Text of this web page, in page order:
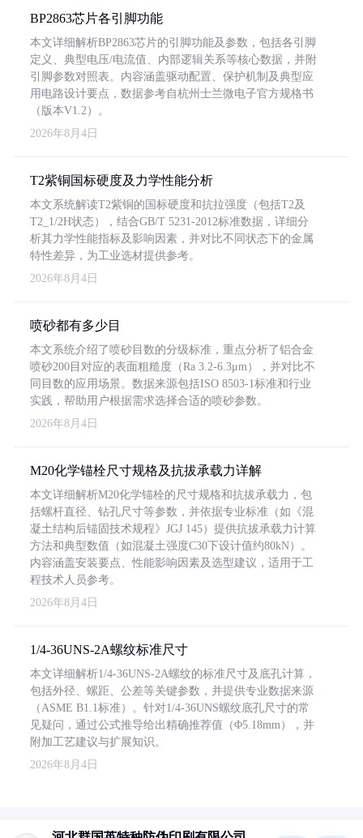
BP2863芯片各引脚功能
本文详细解析BP2863芯片的引脚功能及参数，包括各引脚
定义、典型电压/电流值、内部逻辑关系等核心数据，并附
引脚参数对照表。内容涵盖驱动配置、保护机制及典型应
用电路设计要点，数据参考自杭州士兰微电子官方规格书
（版本V1.2）。
2026年8月4日
T2紫铜国标硬度及力学性能分析
本文系统解读T2紫铜的国标硬度和抗拉强度（包括T2及
T2_1/2H状态），结合GB/T 5231-2012标准数据，详细分
析其力学性能指标及影响因素，并对比不同状态下的金属
特性差异，为工业选材提供参考。
2026年8月4日
喷砂都有多少目
本文系统介绍了喷砂目数的分级标准，重点分析了铝合金
喷砂200目对应的表面粗糙度（Ra 3.2-6.3μm），并对比不
同目数的应用场景。数据来源包括ISO 8503-1标准和行业
实践，帮助用户根据需求选择合适的喷砂参数。
2026年8月4日
M20化学锚栓尺寸规格及抗拔承载力详解
本文详细解析M20化学锚栓的尺寸规格和抗拔承载力，包
括螺杆直径、钻孔尺寸等参数，并依据专业标准（如《混
凝土结构后锚固技术规程》JGJ 145）提供抗拔承载力计算
方法和典型数值（如混凝土强度C30下设计值约80kN）。
内容涵盖安装要点、性能影响因素及选型建议，适用于工
程技术人员参考。
2026年8月4日
1/4-36UNS-2A螺纹标准尺寸
本文详细解析1/4-36UNS-2A螺纹的标准尺寸及底孔计算，
包括外径、螺距、公差等关键参数，并提供专业数据来源
（ASME B1.1标准）。针对1/4-36UNS螺纹底孔尺寸的常
见疑问，通过公式推导给出精确推荐值（Φ5.18mm），并
附加工艺建议与扩展知识。
2026年8月4日